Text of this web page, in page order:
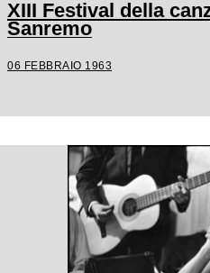
XIII Festival della
Sanremo
06 FEBBRAIO 1963